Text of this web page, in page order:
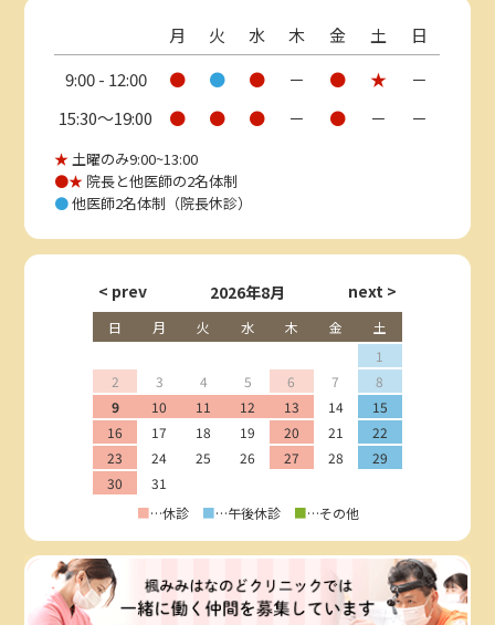
月 火 水 木 金 土
日
9:00 - 12:00
● ● ● － ● ★
－
15:30〜19:00
● ● ● － ● － －
★ 土曜のみ9:00~13:00
●★ 院長と他医師の2名体制
●他医師2名体制（院長休診）
2026年8月
日 月 火 水 木 金
土
1
2
3 4 5 6 7
8
9
10 11 12 13 14
15
16
17 18 19 20 21
22
23
24 25 26 27 28
29
30
31
■…休診 ■…午後休診 ■…その他